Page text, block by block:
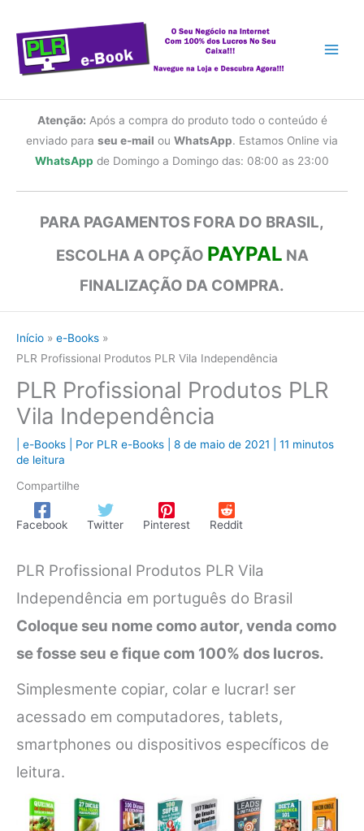
conteúdo
Atenção: Após a compra do produto todo o conteúdo é
enviado para seu e-mail ou WhatsApp. Estamos Online via
WhatsApp de Domingo a Domingo das: 08:00 as 23:00
PARA PAGAMENTOS FORA DO BRASIL,
ESCOLHA A OPÇÃO PAYPAL NA
FINALIZAÇÃO DA COMPRA.
Início
e-Books
PLR Profissional Produtos PLR Vila Independência
PLR Profissional Produtos PLR
Vila Independência
e-Books | Por PLR e-Books 8 de maio de 2021
11 minutos
de leitura
Compartilhe
Facebook Twitter Pinterest Reddit
PLR Profissional Produtos PLR Vila
Independência em português do Brasil
Coloque seu nome como autor, venda como
se fosse seu e fique com 100% dos lucros.
Simplesmente copiar, colar e lucrar! ser
acessado em computadores, tablets,
smartphones ou dispositivos específicos de
leitura.